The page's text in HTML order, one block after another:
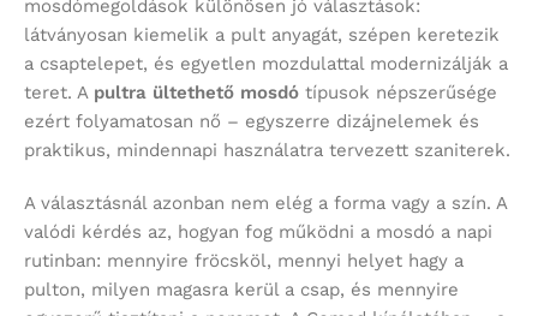
mosdómegoldások különösen jó választások:
látványosan kiemelik a pult anyagát, szépen keretezik
a csaptelepet, és egyetlen mozdulattal modernizálják a
teret. A pultra ültethető mosdó típusok népszerűsége
ezért folyamatosan nő – egyszerre dizájnelemek és
praktikus, mindennapi használatra tervezett szaniterek.
A választásnál azonban nem elég a forma vagy a szín. A
valódi kérdés az, hogyan fog működni a mosdó a napi
rutinban: mennyire fröcsköl, mennyi helyet hagy a
pulton, milyen magasra kerül a csap, és mennyire